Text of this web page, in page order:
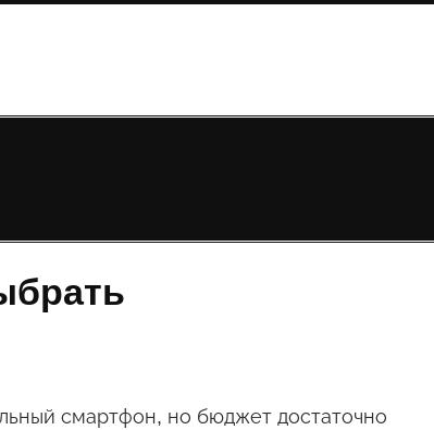
смартфон, но бюджет достаточно